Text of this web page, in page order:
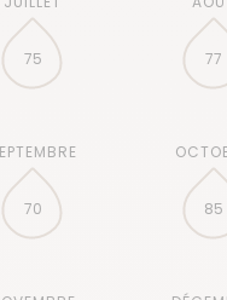
75 77
70 85